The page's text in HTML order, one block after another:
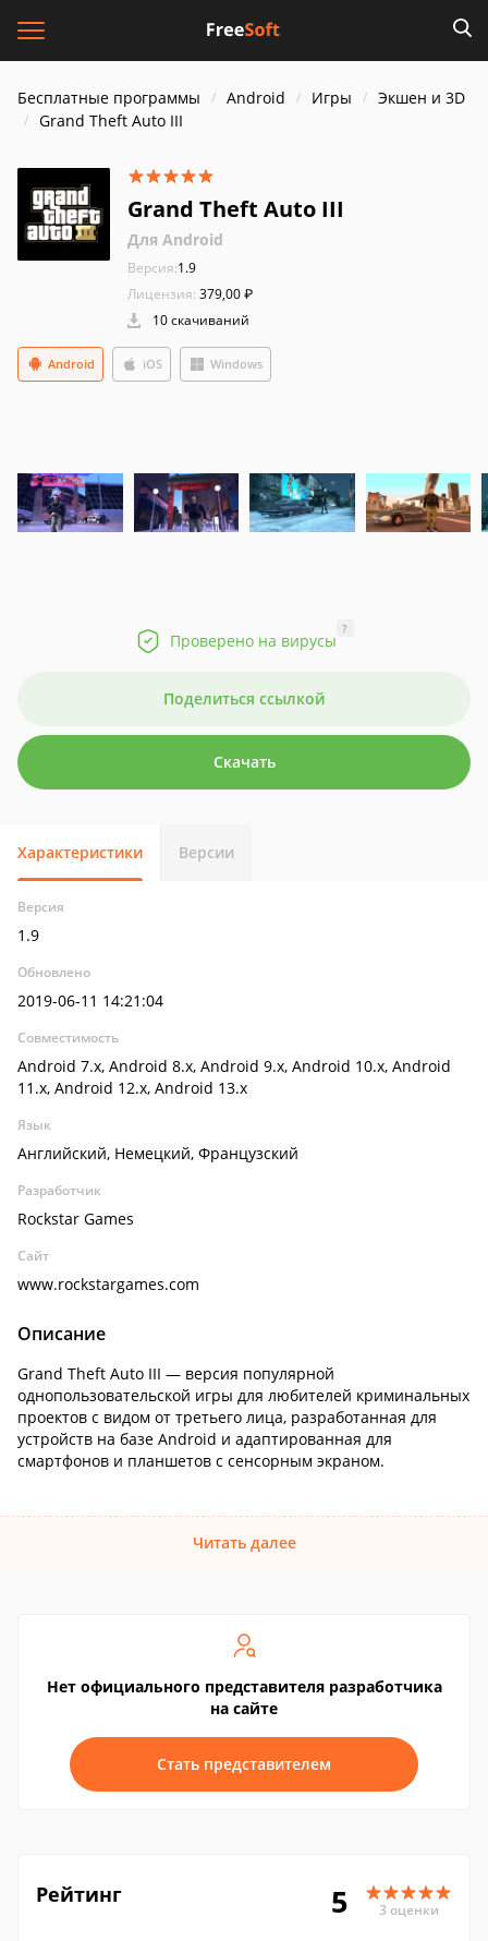
Бесплатные программы Android Игры
Экшен и 3D
Grand Theft Auto III
Grand Theft Auto III
Для Android
Версия:1.9
Лицензия: 379,00 ₽
10 скачиваний
Android iOS Windows
Проверено на вирусы
?
Поделиться ссылкой
Скачать
Характеристики Версии
Версия
1.9
Обновлено
2019-06-11 14:21:04
Совместимость
Android 7.x, Android 8.x, Android 9.x, Android 10.x, Android
11.x, Android 12.x, Android 13.x
Язык
Английский, Немецкий, Французский
Разработчик
Rockstar Games
Сайт
www.rockstargames.com
Описание
Grand Theft Auto III — версия популярной
однопользовательской игры для любителей криминальных
проектов с видом от третьего лица, разработанная для
устройств на базе Android и адаптированная для
смартфонов и планшетов с сенсорным экраном.
Читать далее
Нет официального представителя разработчика
на сайте
Стать представителем
Рейтинг 5 3 оценки